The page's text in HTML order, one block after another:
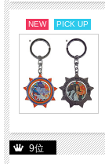
NEW PICK UP
9位